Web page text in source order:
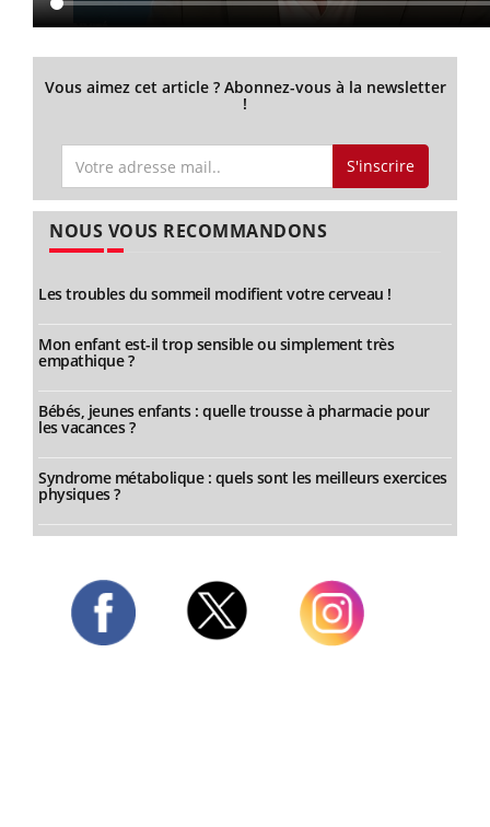
Vous aimez cet article ? Abonnez-vous à la newsletter
!
S'inscrire
NOUS VOUS RECOMMANDONS
Les troubles du sommeil modifient votre cerveau !
Mon enfant est-il trop sensible ou simplement très
empathique ?
Bébés, jeunes enfants : quelle trousse à pharmacie pour
les vacances ?
Syndrome métabolique : quels sont les meilleurs exercices
physiques ?